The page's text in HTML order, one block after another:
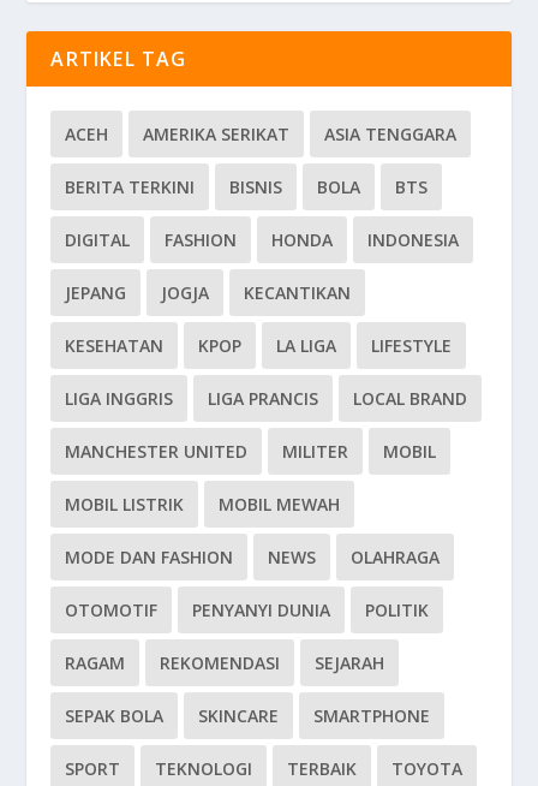
ARTIKEL TAG
ACEH AMERIKA SERIKAT ASIA TENGGARA
BERITA TERKINI BISNIS BOLA BTS
DIGITAL FASHION HONDA INDONESIA
JEPANG JOGJA KECANTIKAN
KESEHATAN KPOP LA LIGA LIFESTYLE
LIGA INGGRIS LIGA PRANCIS LOCAL BRAND
MANCHESTER UNITED MILITER MOBIL
MOBIL LISTRIK MOBIL MEWAH
MODE DAN FASHION NEWS OLAHRAGA
OTOMOTIF PENYANYI DUNIA POLITIK
RAGAM REKOMENDASI SEJARAH
SEPAK BOLA SKINCARE SMARTPHONE
SPORT TEKNOLOGI TERBAIK TOYOTA